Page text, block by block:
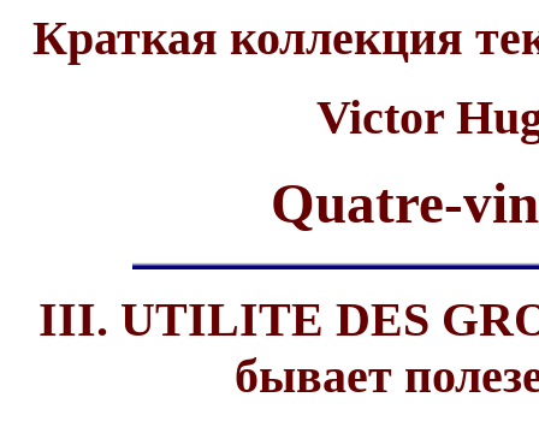
Краткая коллекция
Victor
Quatre-
III. UTILITE DES
бывает